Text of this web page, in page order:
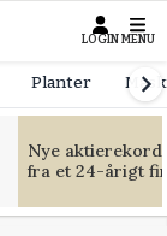
LOGIN MENU
Planter
Nye
fra et 24-årigt